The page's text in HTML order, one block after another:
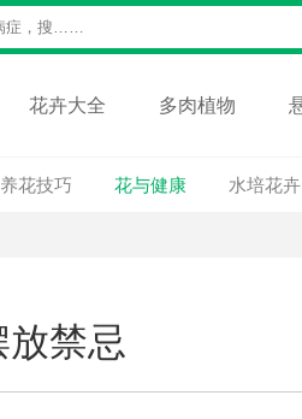
花卉大全 多肉植物
养花技巧 花与健康 水培花卉
禁忌